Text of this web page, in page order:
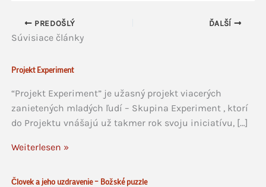
PREDOŠLÝ ĎALŠÍ
Súvisiace články
Projekt Experiment
“Projekt Experiment” je užasný projekt viacerých
zanietených mladých ľudí – Skupina Experiment , ktorí
do Projektu vnášajú už takmer rok svoju iniciatívu, […]
Weiterlesen »
Človek a jeho uzdravenie – Božské puzzle